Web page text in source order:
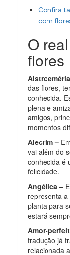
Confira
com
O
flores
das flores,
conhecida.
plena e
amigos,
momentos
Alecrim –
vai além do
conhecida é
felicidade.
Angélica –
representa
planta para
estará
Amor-
tradução já
relacionada